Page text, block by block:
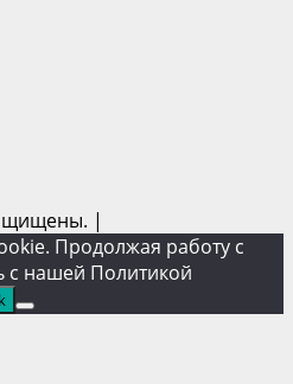
|
Продолжая работу с
с нашей Политикой